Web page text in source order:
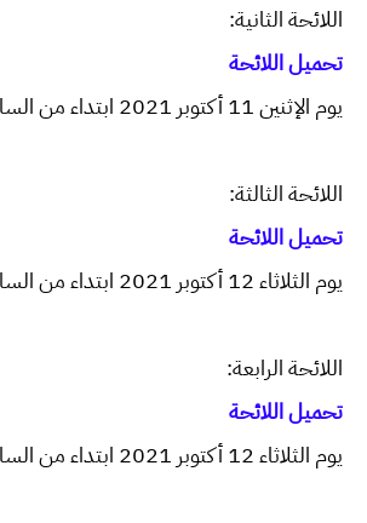
اللائحة الثانية:
تحميل اللائحة
يوم الإثنين 11 أكتوبر 2021 ابتداء من الساعة الثالثة زوالا.
اللائحة الثالثة:
تحميل اللائحة
يوم الثلاثاء 12 أكتوبر 2021 ابتداء من الساعة التاسعة صباحا.
اللائحة الرابعة:
تحميل اللائحة
يوم الثلاثاء 12 أكتوبر 2021 ابتداء من الساعة الثالثة زوالا.